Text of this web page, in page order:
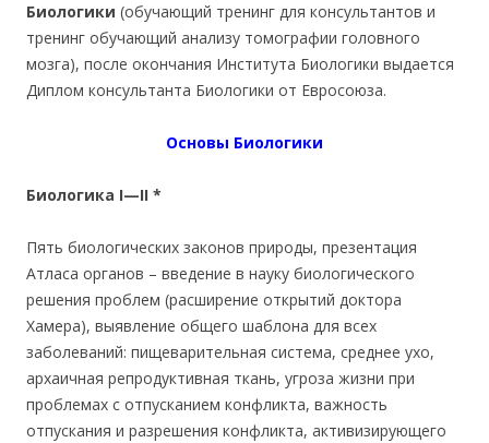
Биологики (обучающий тренинг для консультантов и
тренинг обучающий анализу томографии головного
мозга), после окончания Института Биологики выдается
Диплом консультанта Биологики от Евросоюза.
Основы Биологики
Биологика I—II *
Пять биологических законов природы, презентация
Атласа органов – введение в науку биологического
решения проблем (расширение открытий доктора
Хамера), выявление общего шаблона для всех
заболеваний: пищеварительная система, среднее ухо,
архаичная репродуктивная ткань, угроза жизни при
проблемах с отпусканием конфликта, важность
отпускания и разрешения конфликта, активизирующего